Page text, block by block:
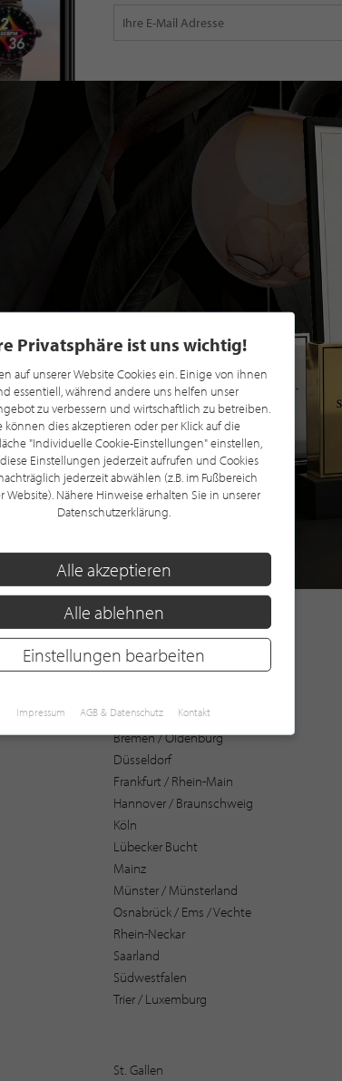
Bochum
Bremen / Oldenburg
Düsseldorf
Frankfurt / Rhein-Main
Hannover / Braunschweig
Köln
Lübecker Bucht
Mainz
Münster / Münsterland
Osnabrück / Ems / Vechte
Rhein-Neckar
Saarland
Südwestfalen
Trier / Luxemburg
St. Gallen
Privatsphäre ist uns wichtig!
auf unserer Website Cookies ein. Einige von ihnen
essentiell, während andere uns helfen unser
zu verbessern und wirtschaftlich zu betreiben.
können dies akzeptieren oder per Klick auf die
"Individuelle Cookie-Einstellungen" einstellen,
Einstellungen jederzeit aufrufen und Cookies
jederzeit abwählen (z.B. im Fußbereich
Website). Nähere Hinweise erhalten Sie in unserer
Datenschutzerklärung.
Alle akzeptieren
Alle ablehnen
Einstellungen bearbeiten
Impressum AGB & Datenschutz Kontakt